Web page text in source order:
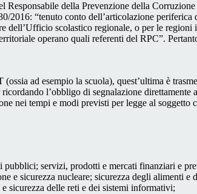
della Prevenzione della
“tenuto conto dell’articolazione periferica
scolastico regionale, o per le regioni
operano quali referenti del RPC”.
ad esempio la scuola), quest’ultima è
l’obbligo di segnalazione
nei tempi e modi previsti per legge al soggetto
servizi, prodotti e mercati finanziari e
e sicurezza nucleare; sicurezza degli alimenti e
sicurezza delle reti e dei sistemi informativi;